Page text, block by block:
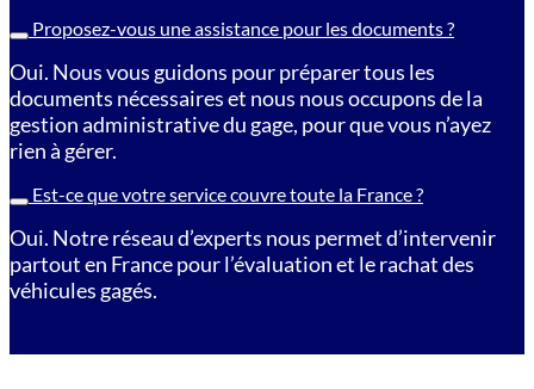
Proposez-vous une assistance pour les documents ?
Oui. Nous vous guidons pour préparer tous les
documents nécessaires et nous nous occupons de la
gestion administrative du gage, pour que vous n’ayez
rien à gérer.
Est-ce que votre service couvre toute la France ?
Oui. Notre réseau d’experts nous permet d’intervenir
partout en France pour l’évaluation et le rachat des
véhicules gagés.